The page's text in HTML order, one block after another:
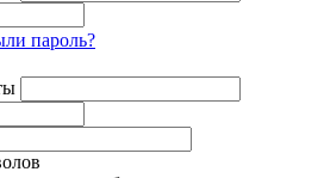
пароль?